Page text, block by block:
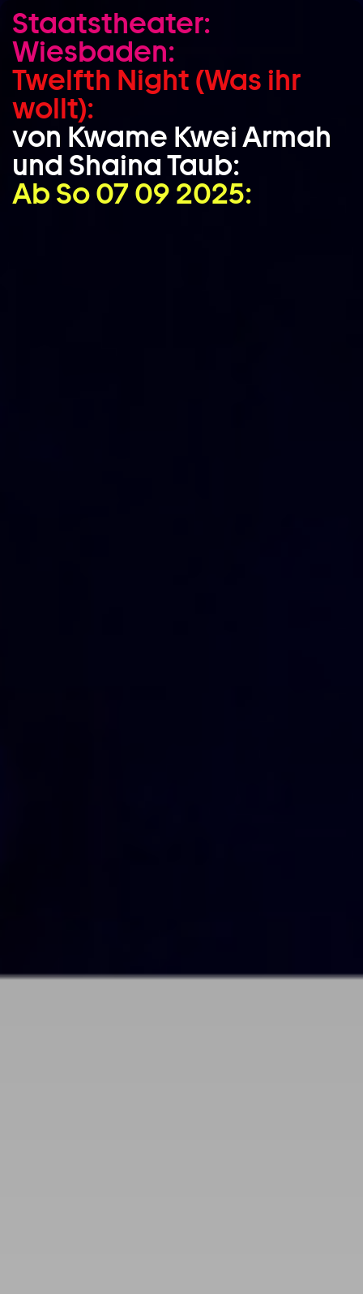
Zum Hauptinhalt springen
Zum Footer springen
Staatstheater:
Wiesbaden:
Twelfth Night (Was ihr
wollt):
von Kwame Kwei Armah
und Shaina Taub:
Ab So 07 09 2025: